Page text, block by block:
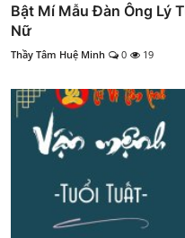
Bật Mí Mẫu Đàn Ông Lý
Nữ
Thầy Tâm Huệ Minh 0 19